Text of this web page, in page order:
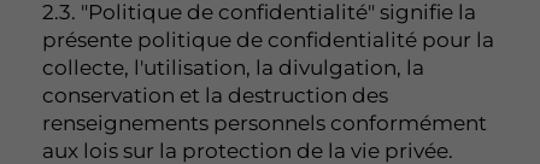
2.3. "Politique de confidentialité" signifie la
présente politique de confidentialité pour la
collecte, l'utilisation, la divulgation, la
conservation et la destruction des
renseignements personnels conformément
aux lois sur la protection de la vie privée.